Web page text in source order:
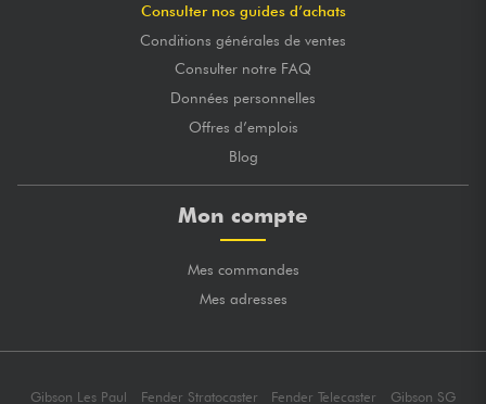
Consulter nos guides d’achats
Conditions générales de ventes
Consulter notre FAQ
Données personnelles
Offres d’emplois
Blog
Mon compte
Mes commandes
Mes adresses
Gibson Les Paul Fender Stratocaster Fender Telecaster Gibson SG